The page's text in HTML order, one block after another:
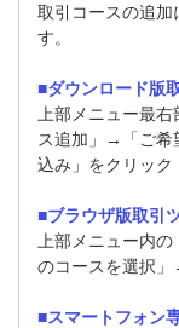
取引コースの追加
す。
■ダウンロード版
上部メニュー最
ス追加」→「ご
込み」をクリック
■ブラウザ版取引
上部メニュー内
のコースを選択
■スマートフォン